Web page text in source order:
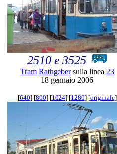
2510 e 3525
Tram Rathgebersulla linea 23
18 gennaio 2006
[640] [800] [1024] [1280] [originale]